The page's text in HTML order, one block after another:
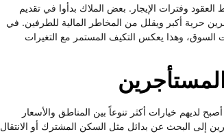
وفترات الإيجار. بعض الملاك بدأوا في تقديم
حرية أكبر ويقلل من المخاطر المالية للطرفين. في
السوق، وهذا يعكس التكيف المستمر مع التغيرات
لديهم خيارات أكثر تنوعاً بين المناطق والأسعار
إلى البحث عن بدائل مثل السكن المشترك أو الانتقال